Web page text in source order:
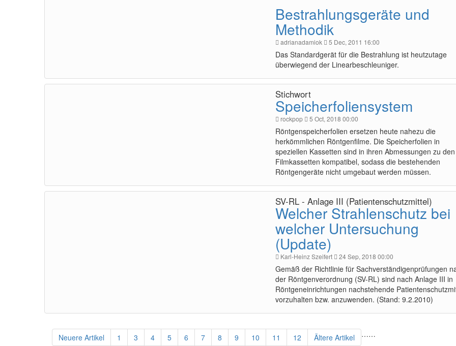
Bestrahlungsgeräte und
Methodik
adrianadamiok 5 Dec, 2011 16:00
Das Standardgerät für die Bestrahlung ist heutzutage
überwiegend der Linearbeschleuniger.
Stichwort
Speicherfoliensystem
rockpop 5 Oct, 2018 00:00
Röntgenspeicherfolien ersetzen heute nahezu die
herkömmlichen Röntgenfilme. Die Speicherfolien in
speziellen Kassetten sind in ihren Abmessungen zu den
Filmkassetten kompatibel, sodass die bestehenden
Röntgengeräte nicht umgebaut werden müssen.
SV-RL - Anlage III (Patientenschutzmittel)
Welcher Strahlenschutz bei
welcher Untersuchung
(Update)
Karl-Heinz Szeifert 24 Sep, 2018 00:00
Gemäß der Richtlinie für Sachverständigenprüfungen
der Röntgenverordnung (SV-RL) sind nach Anlage III in
Röntgeneinrichtungen nachstehende
vorzuhalten bzw. anzuwenden. (Stand: 9.2.2010)
Neuere Artikel 1 …
3 4 5 6 7 8 9 10 11 …
12 Ältere Artikel